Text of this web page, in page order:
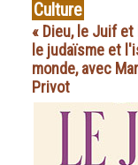
Culture
« Dieu, le Juif
le judaïsme et
monde, avec
Privot